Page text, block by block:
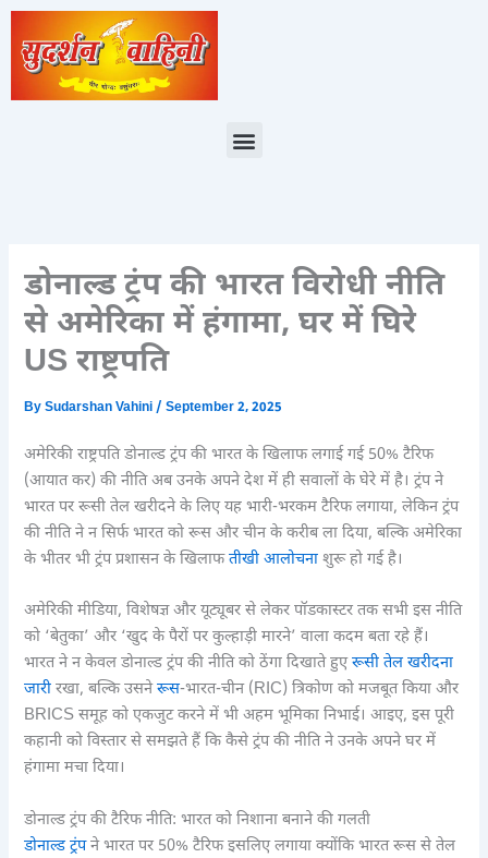
Skip
content
Menu
डोनाल्ड ट्रंप की भारत विरोधी नीति
से अमेरिका में हंगामा, घर में घिरे
US राष्ट्रपति
BySudarshan Vahini/September 2, 2025
अमेरिकी राष्ट्रपति डोनाल्ड ट्रंप की भारत के खिलाफ लगाई गई 50% टैरिफ
(आयात कर) की नीति अब उनके अपने देश में ही सवालों के घेरे में है। ट्रंप ने
भारत पर रूसी तेल खरीदने के लिए यह भारी-भरकम टैरिफ लगाया, लेकिन ट्रंप
की नीति ने न सिर्फ भारत को रूस और चीन के करीब ला दिया, बल्कि अमेरिका
के भीतर भी ट्रंप प्रशासन के खिलाफतीखी आलोचना शुरू हो गई है।
अमेरिकी मीडिया, विशेषज्ञ और यूट्यूबर से लेकर पॉडकास्टर तक सभी इस नीति
को ‘बेतुका’ और ‘खुद के पैरों पर कुल्हाड़ी मारने’ वाला कदम बता रहे हैं।
भारत ने न केवल डोनाल्ड ट्रंप की नीति को ठेंगा दिखाते हुएरूसी तेल खरीदना
जारी रखा, बल्कि उसनेरूस-भारत-चीन (RIC) त्रिकोण को मजबूत किया और
BRICS समूह को एकजुट करने में भी अहम भूमिका निभाई। आइए, इस पूरी
कहानी को विस्तार से समझते हैं कि कैसे ट्रंप की नीति ने उनके अपने घर में
हंगामा मचा दिया।
डोनाल्ड ट्रंप की टैरिफ नीति: भारत को निशाना बनाने की गलती
डोनाल्ड ट्रंपने भारत पर 50% टैरिफ इसलिए लगाया क्योंकि भारत रूस से तेल